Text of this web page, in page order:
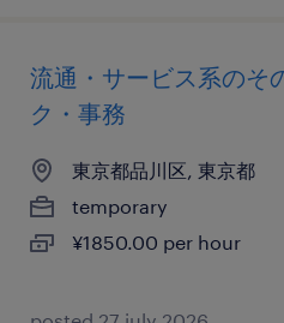
流通・サービス系のそ
ク・事務
東京都品川区, 東京都
temporary
¥1850.00 per hour